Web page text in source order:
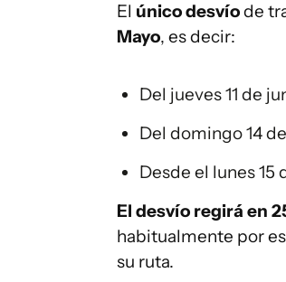
El único desvíode
Mayo, es decir:
Del jueves 11 de
Del domingo 14
Desde el lunes 15
El desvío regirá en
habitualmente por
su ruta.